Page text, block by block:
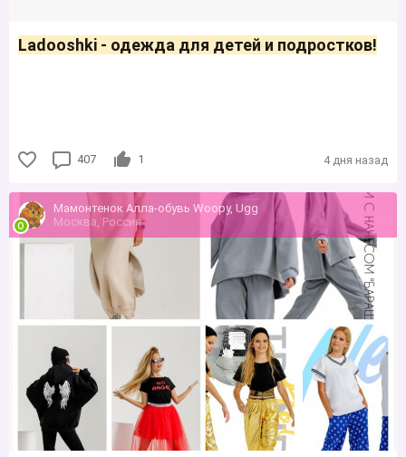
Ladooshki - одежда для детей и подростков!
407 1 4 дня назад
Мамонтенок Алла-обувь Woopy, Ugg
Москва, Россия